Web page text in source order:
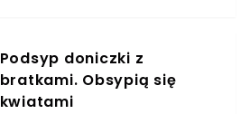
Podsyp doniczki z
bratkami. Obsypią się
kwiatami